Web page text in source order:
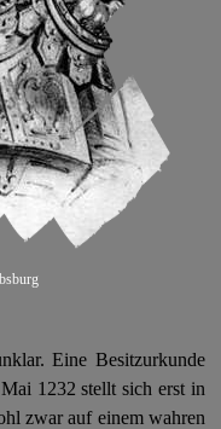
Eine Besitzurkunde
1232 stellt sich erst in
zwar auf einem wahren